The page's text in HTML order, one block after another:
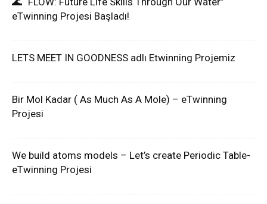
eTwinning Projesi Başladı!
LETS MEET IN GOODNESS adlı Etwinning Projemiz
Bir Mol Kadar ( As Much As A Mole) – eTwinning
Projesi
We build atoms models – Let’s create Periodic Table-
eTwinning Projesi